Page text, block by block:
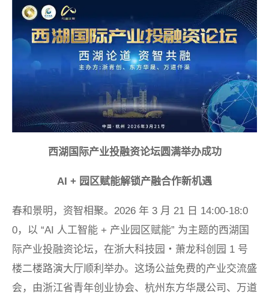
西湖国际产业投融资论坛圆满举办成功
AI + 园区赋能解锁产融合作新机遇
春和景明，资智相聚。2026 年 3 月 21 日 14:00-18:0
0，以 “AI 人工智能 + 产业园区赋能” 为主题的西湖国
际产业投融资论坛，在浙大科技园・萧龙科创园 1 号
楼二楼路演大厅顺利举办。这场公益免费的产业交流盛
会，由浙江省青年创业协会、杭州东方华晟公司、万道